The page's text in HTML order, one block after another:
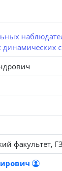
факультет,